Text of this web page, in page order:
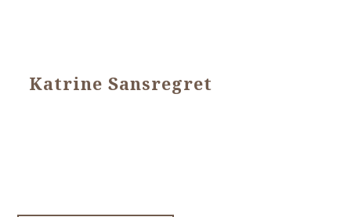
Katrine Sansregret